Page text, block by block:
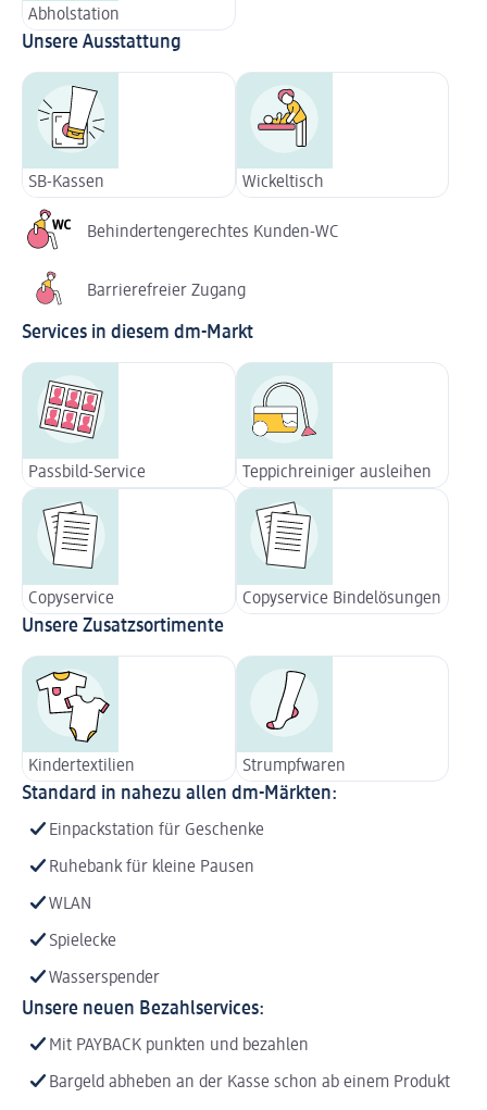
Abholstation
Unsere Ausstattung
SB-Kassen Wickeltisch
Behindertengerechtes Kunden-WC
Barrierefreier Zugang
Services in diesem dm-Markt
Passbild-Service Teppichreiniger ausleihen
Copyservice Copyservice Bindelösungen
Unsere Zusatzsortimente
Kindertextilien Strumpfwaren
Standard in nahezu allen dm-Märkten:
Einpackstation für Geschenke
Ruhebank für kleine Pausen
WLAN
Spielecke
Wasserspender
Unsere neuen Bezahlservices:
Mit PAYBACK punkten und bezahlen
Bargeld abheben an der Kasse schon ab einem Produkt